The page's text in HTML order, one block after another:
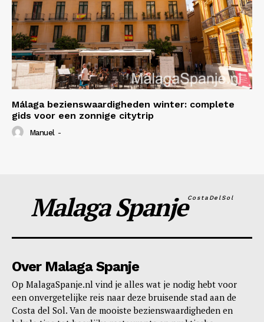
Málaga bezienswaardigheden winter: complete
gids voor een zonnige citytrip
Manuel -
Malaga SpanjeCostaDelSol
Over Malaga Spanje
Op MalagaSpanje.nl vind je alles wat je nodig hebt voor
een onvergetelijke reis naar deze bruisende stad aan de
Costa del Sol. Van de mooiste bezienswaardigheden en